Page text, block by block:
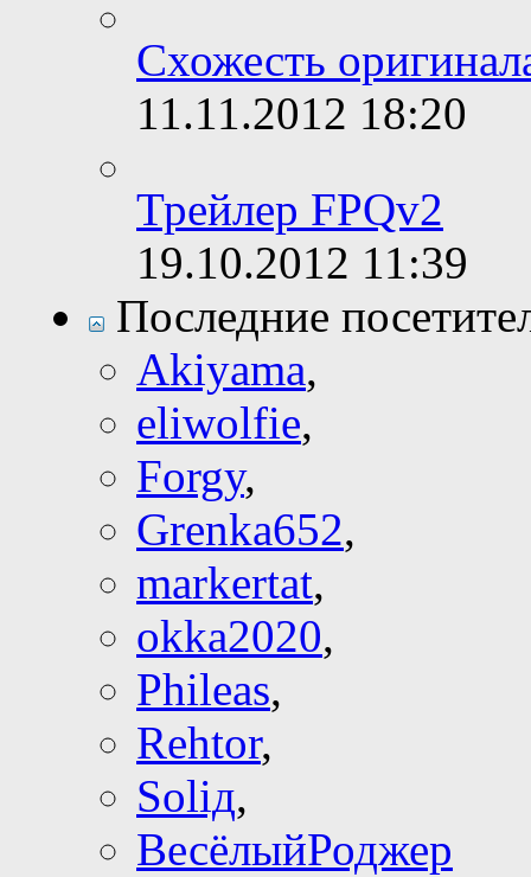
Схожесть
11.11.2012 18:20
Трейлер FPQv2
19.10.2012 11:39
Последние
Akiyama,
eliwolfie,
Forgy,
Grenka652,
markertat,
okka2020,
Phileas,
Rehtor,
Soliд,
ВесёлыйРоджер